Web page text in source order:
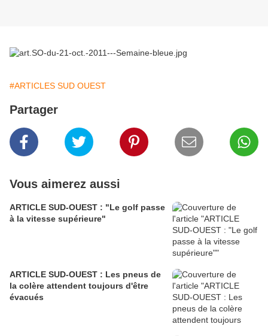
#ARTICLES SUD OUEST
Partager
Vous aimerez aussi
ARTICLE SUD-OUEST : "Le golf passe
à la vitesse supérieure"
ARTICLE SUD-OUEST : Les pneus de
la colère attendent toujours d'être
évacués